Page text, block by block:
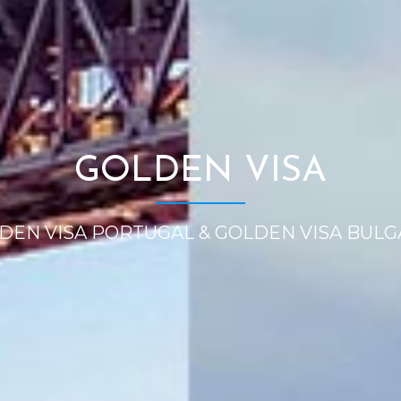
GOLDEN VISA
VISA PORTUGAL & GOLDEN VISA